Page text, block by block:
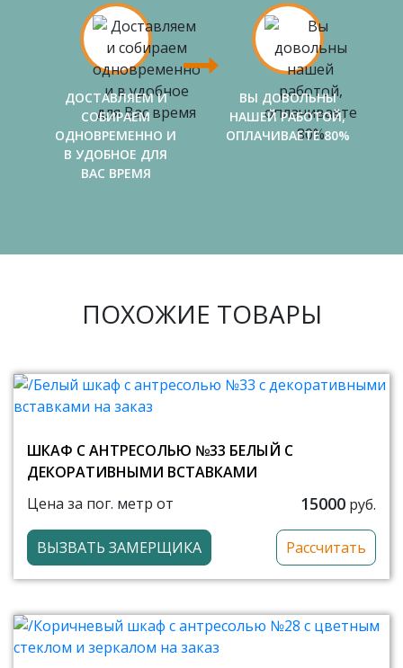
ДОСТАВЛЯЕМ И
СОБИРАЕМ
ОДНОВРЕМЕННО И
В УДОБНОЕ ДЛЯ
ВАС ВРЕМЯ
ВЫ ДОВОЛЬНЫ
НАШЕЙ РАБОТОЙ,
ОПЛАЧИВАЕТЕ 80%
ПОХОЖИЕ ТОВАРЫ
ШКАФ С АНТРЕСОЛЬЮ №33 БЕЛЫЙ С
ДЕКОРАТИВНЫМИ ВСТАВКАМИ
Цена за пог. метр от
15000 руб.
ВЫЗВАТЬ ЗАМЕРЩИКА Рассчитать